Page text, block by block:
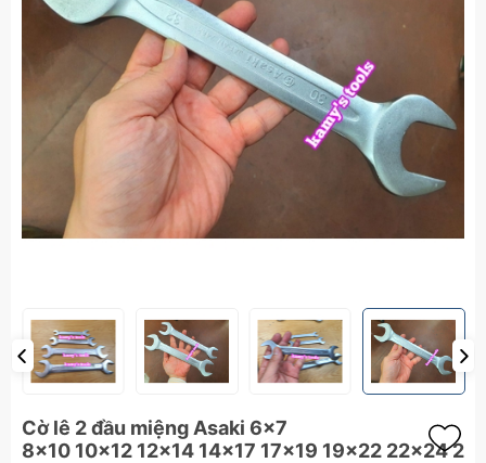
Cờ lê 2 đầu miệng Asaki 6x7
8x10 10x12 12x14 14x17 17x19 19x22 22x24